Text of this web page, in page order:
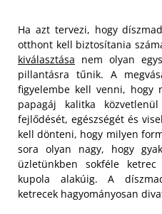
Ha azt tervezi, hogy
otthont kell biztosítania
kiválasztása nem olyan
pillantásra tűnik. A
figyelembe kell venni, hogy
papagáj kalitka
fejlődését, egészségét és
kell dönteni, hogy milyen
sora olyan nagy, hogy
üzletünkben sokféle
kupola alakúig. A
ketrecek hagyományosan